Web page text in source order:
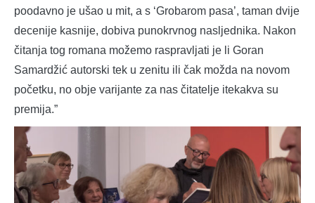
poodavno je ušao u mit, a s ‘Grobarom pasa’, taman dvije
decenije kasnije, dobiva punokrvnog nasljednika. Nakon
čitanja tog romana možemo raspravljati je li Goran
Samardžić autorski tek u zenitu ili čak možda na novom
početku, no obje varijante za nas čitatelje itekakva su
premija.”